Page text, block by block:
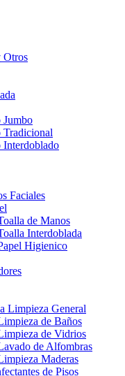
Otros
Jumbo
Tradicional
Interdoblado
Faciales
de Manos
Interdoblada
Higienico
Limpieza General
de Baños
de Vidrios
de Alfombras
Maderas
de Pisos